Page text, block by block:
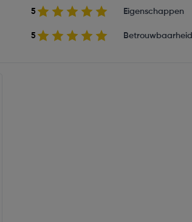
5 Eigenschappen
5 Betrouwbaarheid